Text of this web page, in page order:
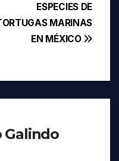
ESPECIES DE
MARINAS
EN MÉXICO
Galindo